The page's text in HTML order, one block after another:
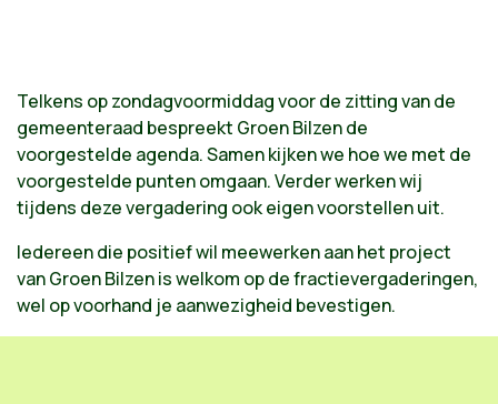
Telkens op zondagvoormiddag voor de zitting van de
gemeenteraad bespreekt Groen Bilzen de
voorgestelde agenda. Samen kijken we hoe we met de
voorgestelde punten omgaan. Verder werken wij
tijdens deze vergadering ook eigen voorstellen uit.
Iedereen die positief wil meewerken aan het project
van Groen Bilzen is welkom op de fractievergaderingen,
wel op voorhand je aanwezigheid bevestigen.